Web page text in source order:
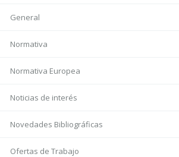
General
Normativa
Normativa Europea
Noticias de interés
Novedades Bibliográficas
Ofertas de Trabajo